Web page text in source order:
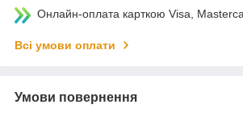
Онлайн-оплата карткою Visa,
Всі умови оплати
Умови повернення